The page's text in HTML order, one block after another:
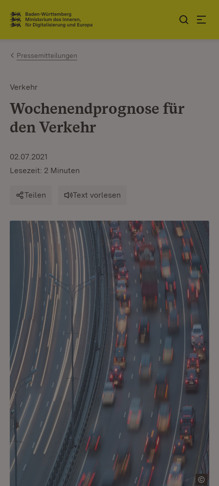
Zum Inhalt springen
Link zur Startseite
Pressemitteilungen
Verkehr
Wochenendprognose für
den Verkehr
02.07.2021
Lesezeit: 2 Minuten
Teilen Text vorlesen